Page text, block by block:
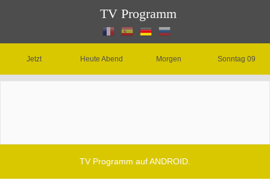
TV Programm
Jetzt Heute Abend Morgen Sonntag 09
TV Programm auf ANDROID.